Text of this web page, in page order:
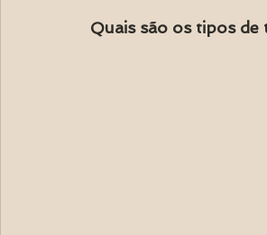
Quais são os tipos de